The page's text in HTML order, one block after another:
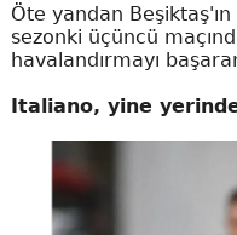
Öte yandan
sezonki üçüncü
havalandırmayı
Italiano, yine